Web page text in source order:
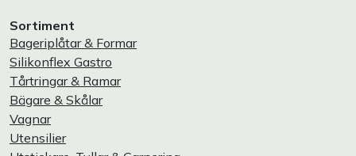
Sortiment
Bageriplåtar & Formar
Silikonflex Gastro
Tårtringar & Ramar
Bägare & Skålar
Vagnar
Utensilier